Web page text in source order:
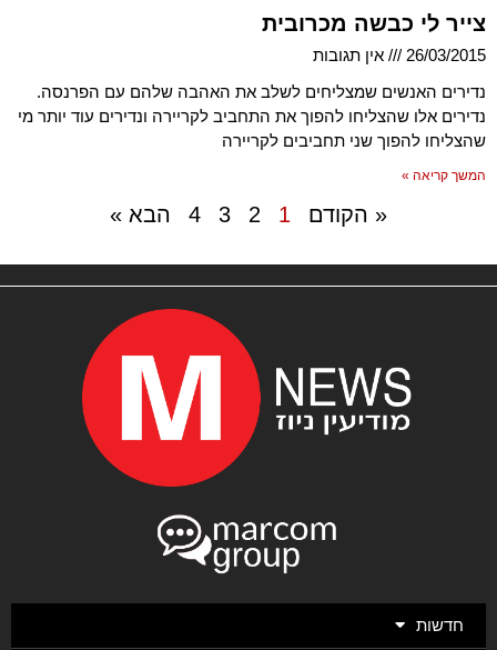
צייר לי כבשה מכרובית
26/03/2015
אין תגובות
נדירים האנשים שמצליחים לשלב את האהבה שלהם עם הפרנסה.
נדירים אלו שהצליחו להפוך את התחביב לקריירה ונדירים עוד יותר מי
שהצליחו להפוך שני תחביבים לקריירה
המשך קריאה »
« הקודם 1
2
3
4 הבא »
חדשות